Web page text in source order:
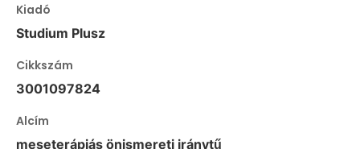
Kiadó
Studium Plusz
Cikkszám
3001097824
Alcím
meseterápiás önismereti iránytű